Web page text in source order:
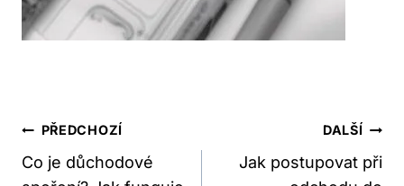
Navigace
Pro
PŘEDCHOZÍ
Co je důchodové
DALŠÍ
Jak postupovat při